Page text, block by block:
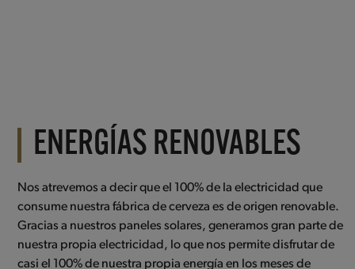
ENERGÍAS RENOVABLES
Nos atrevemos a decir que el 100% de la electricidad que
consume nuestra fábrica de cerveza es de origen renovable.
Gracias a nuestros paneles solares, generamos gran parte de
nuestra propia electricidad, lo que nos permite disfrutar de
casi el 100% de nuestra propia energía en los meses de